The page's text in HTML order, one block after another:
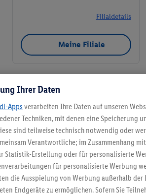
Filialdetails
Meine Filiale
Meine Filiale
5.95 € Versand
Jetzt zum Newsletter
Ihrer Daten
Apps verarbeiten Ihre Daten auf unseren
Techniken, mit denen eine Speicherung
sind teilweise technisch notwendig oder
Verantwortliche; im Zusammenhang
Statistik-Erstellung oder für personalisierte
für personalisierte Werbung
die Ausspielung von Werbung außerhalb
Endgeräte zu ermöglichen. Sofern Sie